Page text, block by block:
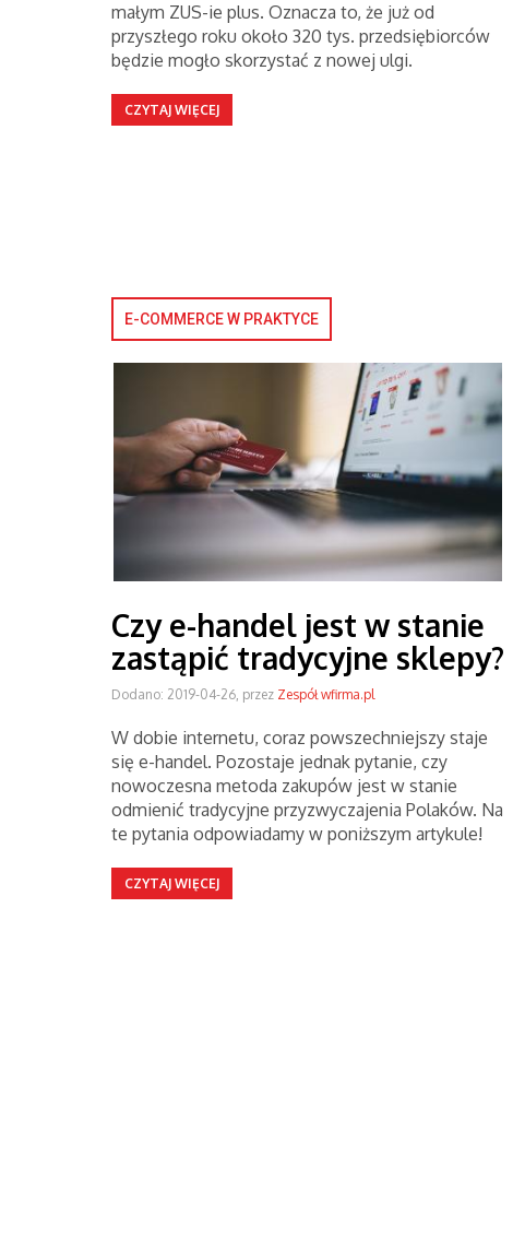
małym ZUS-ie plus. Oznacza to, że już od
przyszłego roku około 320 tys. przedsiębiorców
będzie mogło skorzystać z nowej ulgi.
CZYTAJ WIĘCEJ
E-COMMERCE W PRAKTYCE
Czy e-handel jest w stanie
zastąpić tradycyjne sklepy?
Dodano: 2019-04-26, przez Zespół wfirma.pl
W dobie internetu, coraz powszechniejszy staje
się e-handel. Pozostaje jednak pytanie, czy
nowoczesna metoda zakupów jest w stanie
odmienić tradycyjne przyzwyczajenia Polaków. Na
te pytania odpowiadamy w poniższym artykule!
CZYTAJ WIĘCEJ